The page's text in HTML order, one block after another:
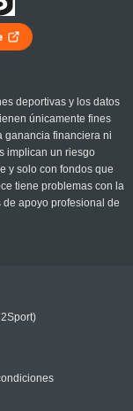
deportivas y los datos
únicamente fines
ganancia financiera ni
implican un riesgo
y solo con fondos que
tiene problemas con la
apoyo profesional de